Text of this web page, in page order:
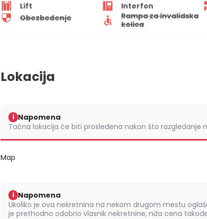
Lift Interfon
Obezbeđenje
Rampa za invalidska
kolica
Lokacija
i Napomena
Tačna lokacija će biti prosleđena nakon što razgledanje
Map
i Napomena
Ukoliko je ova nekretnina na nekom drugom mestu
je prethodno odobrio vlasnik nekretnine, niža cena